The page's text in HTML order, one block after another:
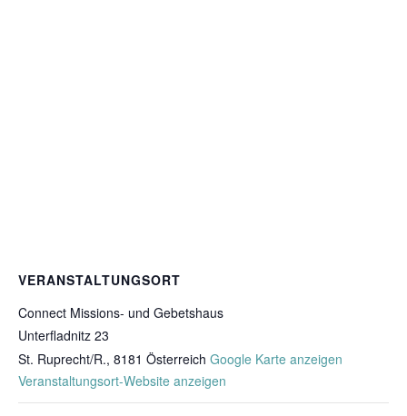
VERANSTALTUNGSORT
Connect Missions- und Gebetshaus
Unterfladnitz 23
St. Ruprecht/R., 8181 Österreich Google Karte anzeigen
Veranstaltungsort-Website anzeigen